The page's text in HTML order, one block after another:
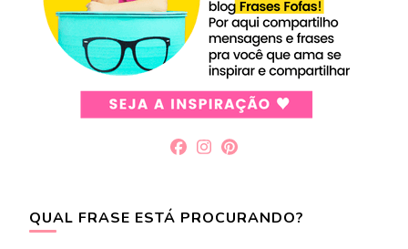
QUAL FRASE ESTÁ PROCURANDO?